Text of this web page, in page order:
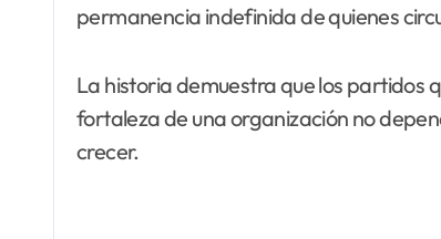
permanencia indefinida de quienes
La historia demuestra que los partidos
fortaleza de una organización no
crecer.